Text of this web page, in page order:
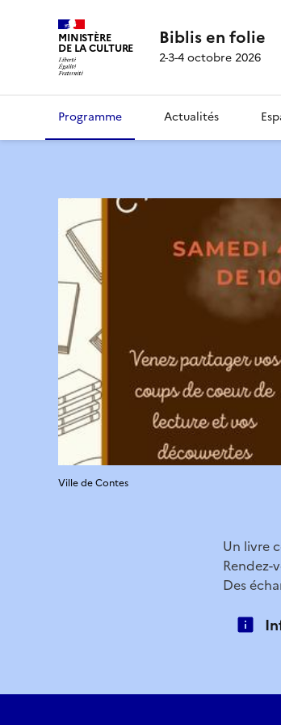
MINISTÈRE
DE LA CULTURE Biblis en folie
2-3-4 octobre 2026
Programme Actualités
Ville de Contes
Un livre
Rendez-
Des